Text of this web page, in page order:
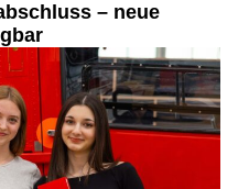
– neue